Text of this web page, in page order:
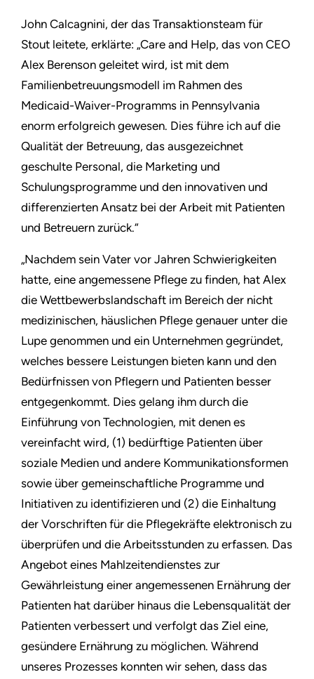
John Calcagnini, der das Transaktionsteam für
Stout leitete, erklärte: „Care and Help, das von CEO
Alex Berenson geleitet wird, ist mit dem
Familienbetreuungsmodell im Rahmen des
Medicaid-Waiver-Programms in Pennsylvania
enorm erfolgreich gewesen. Dies führe ich auf die
Qualität der Betreuung, das ausgezeichnet
geschulte Personal, die Marketing und
Schulungsprogramme und den innovativen und
differenzierten Ansatz bei der Arbeit mit Patienten
und Betreuern zurück.“
„Nachdem sein Vater vor Jahren Schwierigkeiten
hatte, eine angemessene Pflege zu finden, hat Alex
die Wettbewerbslandschaft im Bereich der nicht
medizinischen, häuslichen Pflege genauer unter die
Lupe genommen und ein Unternehmen gegründet,
welches bessere Leistungen bieten kann und den
Bedürfnissen von Pflegern und Patienten besser
entgegenkommt. Dies gelang ihm durch die
Einführung von Technologien, mit denen es
vereinfacht wird, (1) bedürftige Patienten über
soziale Medien und andere Kommunikationsformen
sowie über gemeinschaftliche Programme und
Initiativen zu identifizieren und (2) die Einhaltung
der Vorschriften für die Pflegekräfte elektronisch zu
überprüfen und die Arbeitsstunden zu erfassen. Das
Angebot eines Mahlzeitendienstes zur
Gewährleistung einer angemessenen Ernährung der
Patienten hat darüber hinaus die Lebensqualität der
Patienten verbessert und verfolgt das Ziel eine,
gesündere Ernährung zu möglichen. Während
unseres Prozesses konnten wir sehen, dass das